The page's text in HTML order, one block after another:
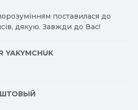
поставилася до
дякую. Завжди до Вас!
YAKYMCHUK